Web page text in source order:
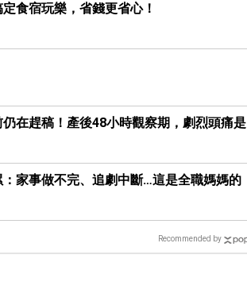
食宿玩樂，省錢更省心！
在趕稿！產後48小時觀察期，劇烈頭痛是
家事做不完、追劇中斷…這是全職媽媽的
Recommended by